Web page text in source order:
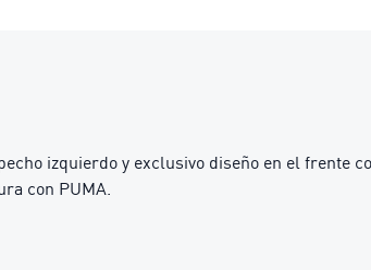
izquierdo y exclusivo diseño en el frente
con PUMA.